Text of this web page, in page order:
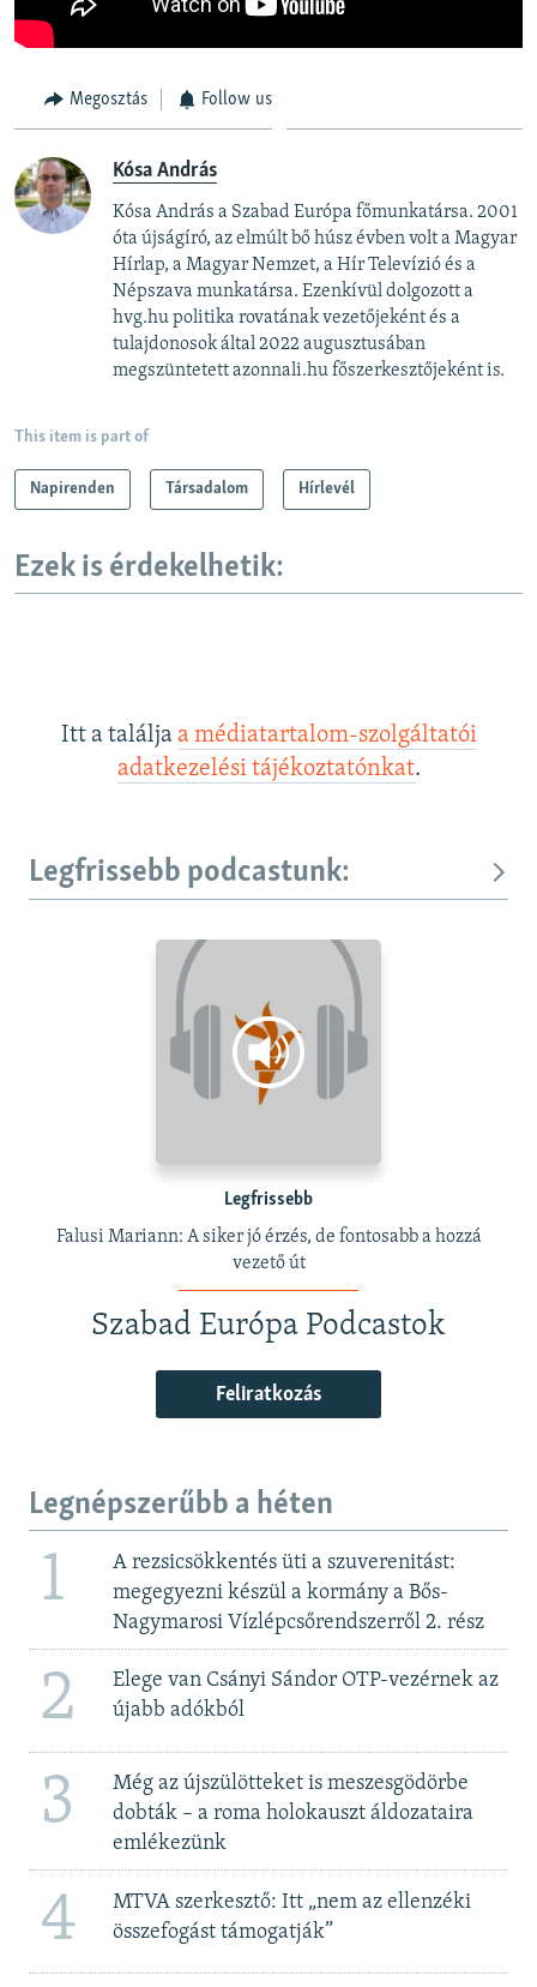
Megosztás Follow us
Kósa András
Kósa András a Szabad Európa főmunkatársa. 2001
óta újságíró, az elmúlt bő húsz évben volt a Magyar
Hírlap, a Magyar Nemzet, a Hír Televízió és a
Népszava munkatársa. Ezenkívül dolgozott a
hvg.hu politika rovatának vezetőjeként és a
tulajdonosok által 2022 augusztusában
megszüntetett azonnali.hu főszerkesztőjeként is.
This item is part of
Napirenden Társadalom Hírlevél
Ezek is érdekelhetik:
Itt a találja a médiatartalom-szolgáltatói
adatkezelési tájékoztatónkat.
Legfrissebb podcastunk:
Legfrissebb
Falusi Mariann: A siker jó érzés, de fontosabb a hozzá
vezető út
Szabad Európa Podcastok
Feliratkozás
Legnépszerűbb a héten
1
A rezsicsökkentés üti a szuverenitást:
megegyezni készül a kormány a Bős-
Nagymarosi Vízlépcsőrendszerről 2. rész
2
Elege van Csányi Sándor OTP-vezérnek az
újabb adókból
3
Még az újszülötteket is meszesgödörbe
dobták – a roma holokauszt áldozataira
emlékezünk
4
MTVA szerkesztő: Itt „nem az ellenzéki
összefogást támogatják”